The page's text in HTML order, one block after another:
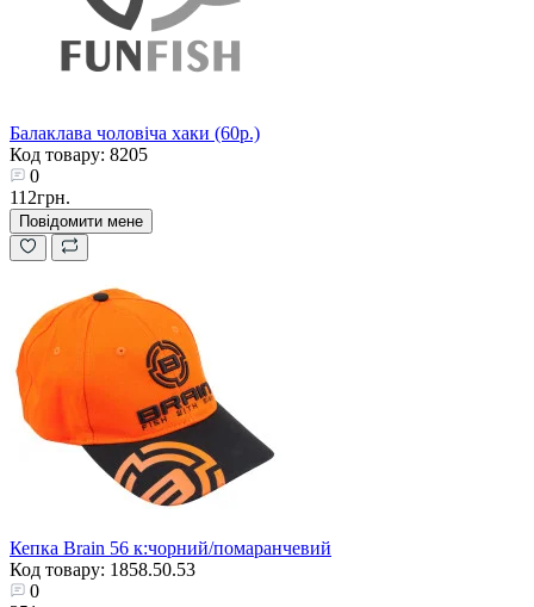
Балаклава чоловіча хаки (60р.)
Код товару: 8205
0
112грн.
Повідомити мене
Кепка Brain 56 к:чорний/помаранчевий
Код товару: 1858.50.53
0